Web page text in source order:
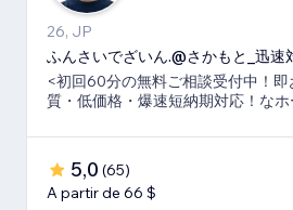
26, JP
ふんさいでざいん.@さかもと_迅
<初回60分の無料ご相談受付中！
質・低価格・爆速短納期対応！な
5,0 (65)
A partir de 66 $